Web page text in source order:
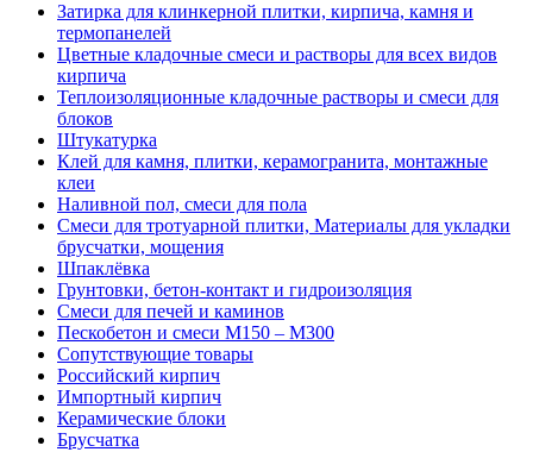
Затирка для клинкерной плитки, кирпича, камня и
термопанелей
Цветные кладочные смеси и растворы для всех видов
кирпича
Теплоизоляционные кладочные растворы и смеси для
блоков
Штукатурка
Клей для камня, плитки, керамогранита, монтажные
клеи
Наливной пол, смеси для пола
Смеси для тротуарной плитки, Материалы для укладки
брусчатки, мощения
Шпаклёвка
Грунтовки, бетон-контакт и гидроизоляция
Смеси для печей и каминов
Пескобетон и смеси М150 – М300
Сопутствующие товары
Российский кирпич
Импортный кирпич
Керамические блоки
Брусчатка